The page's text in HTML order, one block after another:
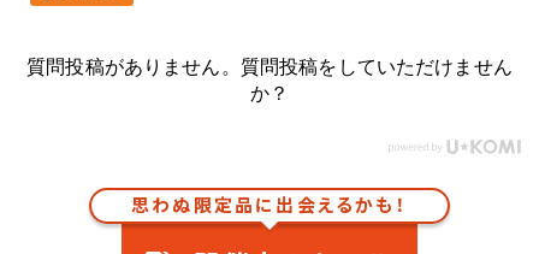
質問投稿がありません。質問投稿をしていただけません
か？
思わぬ限定品に出会えるかも！